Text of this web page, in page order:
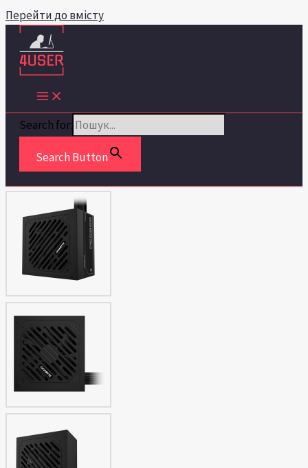
Перейти до вмісту
Search for:
Search Button